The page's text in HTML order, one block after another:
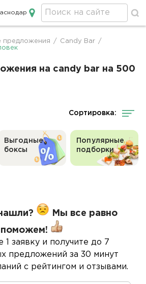
в Краснодаре
предложения / Candy Bar
/
на candy bar на 500
Сортировка:
Выгодные
боксы
Популярные
подборки
Мы все равно
поможем!
1 заявку и получите до 7
предложений за 30 минут
с рейтингом и отзывами.